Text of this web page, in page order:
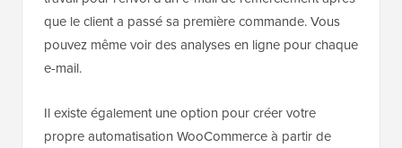
que le client a passé sa première commande. Vous
pouvez même voir des analyses en ligne pour chaque
e-mail.
Il existe également une option pour créer votre
propre automatisation WooCommerce à partir de